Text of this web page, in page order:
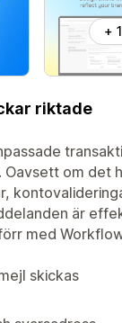
+
riktade
om det
är
med
skickas